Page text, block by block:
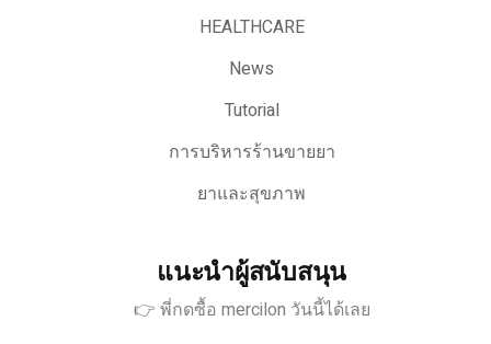
HEALTHCARE
News
Tutorial
การบริหารร้านขายยา
ยาและสุขภาพ
แนะนำผู้สนับสนุน
👉 พี่กดซื้อ mercilon วันนี้ได้เลย